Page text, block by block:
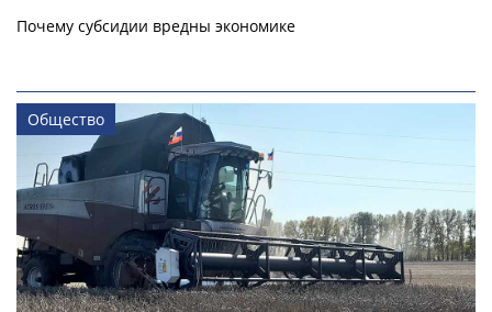
Почему субсидии вредны экономике
Общество